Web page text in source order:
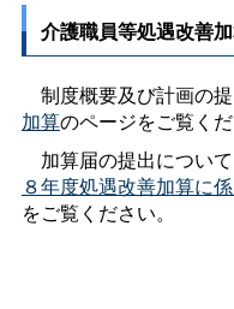
介護職員等処遇改善
制度概要及び計画の
加算のページをご覧くだ
加算届の提出につい
８年度処遇改善加算に
をご覧ください。